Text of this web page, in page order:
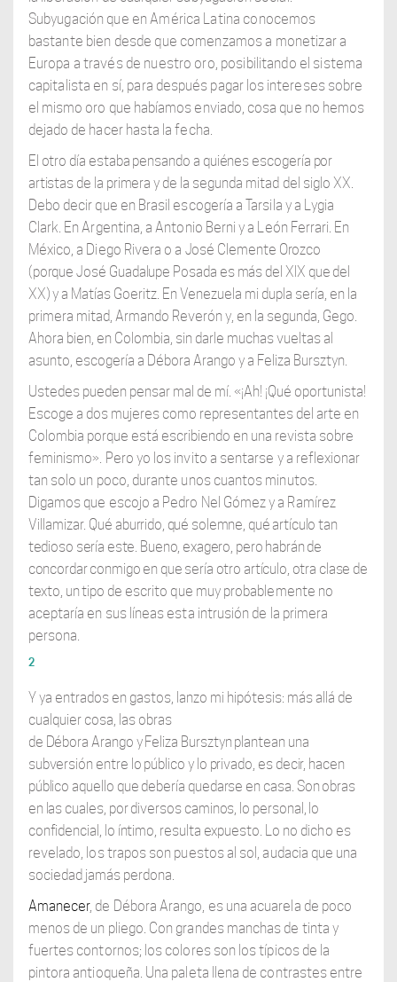
Subyugación que en América Latina conocemos
bastante bien desde que comenzamos a monetizar a
Europa a través de nuestro oro, posibilitando el sistema
capitalista en sí, para después pagar los intereses sobre
el mismo oro que habíamos enviado, cosa que no hemos
dejado de hacer hasta la fecha.
El otro día estaba pensando a quiénes escogería por
artistas de la primera y de la segunda mitad del siglo XX.
Debo decir que en Brasil escogería a Tarsila y a Lygia
Clark. En Argentina, a Antonio Berni y a León Ferrari. En
México, a Diego Rivera o a José Clemente Orozco
(porque José Guadalupe Posada es más del XIX que del
XX) ya Matías Goeritz. En Venezuela mi dupla sería, en la
primera mitad, Armando Reverón y, en la segunda, Gego.
Ahora bien, en Colombia, sin darle muchas vueltas al
asunto, escogería a Débora Arango y a Feliza Bursztyn.
Ustedes pueden pensar mal de mí. «¡Ah! ¡Qué oportunista!
Escoge a dos mujeres como representantes del arte en
Colombia porque está escribiendo en una revista sobre
feminismo». Pero yo los invito a sentarse y a reflexionar
tan solo un poco, durante unos cuantos minutos.
Digamos que escojo a Pedro Nel Gómez y a Ramírez
Villamizar. Qué aburrido, qué solemne, qué artículo tan
tedioso sería este. Bueno, exagero, pero habrán de
concordar conmigo en que sería otro artículo, otra clase de
texto, un tipo de escrito que muy probablemente no
aceptaría en sus líneas esta intrusión de la primera
persona.
2
Y ya entrados en gastos, lanzo mi hipótesis: más allá de
cualquier cosa, las obras
de Débora Arango y Feliza Bursztyn plantean una
subversión entre lo público y lo privado, es decir, hacen
público aquello que debería quedarse en casa. Son obras
en las cuales, por diversos caminos, lo personal, lo
confidencial, lo íntimo, resulta expuesto. Lo no dicho es
revelado, los trapos son puestos al sol, audacia que una
sociedad jamás perdona.
Amanecer, de Débora Arango, es una acuarela de poco
menos de un pliego. Con grandes manchas de tinta y
fuertes contornos; los colores son los típicos de la
pintora antioqueña. Una paleta llena de contrastes entre